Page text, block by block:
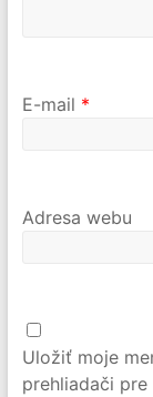
E-mail *
Adresa webu
Uložiť moje
prehliadači